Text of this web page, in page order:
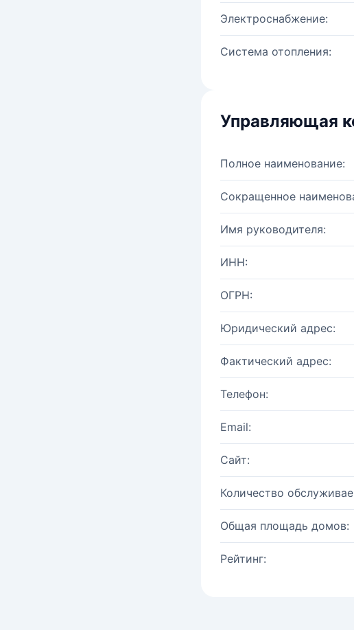
Электроснабжение:
Система отопления:
Управляющая
Полное наименование:
Сокращенное
Имя руководителя:
ИНН:
ОГРН:
Юридический адрес:
Фактический адрес:
Телефон:
Email:
Сайт:
Количество
Общая площадь домов:
Рейтинг: